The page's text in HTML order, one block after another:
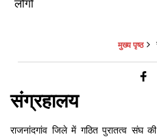
मुख्य पृष्ठ
संग्रहालय
राजनांदगांव जिले में गठित पुरातत्व संघ